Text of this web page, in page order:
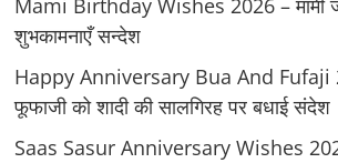
Mami Birthday Wishes 2026 – मामी
शुभकामनाएँ सन्देश
Happy Anniversary Bua And
फूफाजी को शादी की सालगिरह पर बधाई संदेश
Saas Sasur Anniversary Wishes